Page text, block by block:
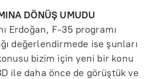
DÖNÜŞ UMUDU
Erdoğan, F-35 programı
değerlendirmede ise şunları
bizim için yeni bir konu
ile daha önce de görüştük ve